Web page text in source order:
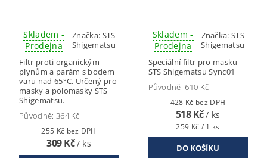
Skladem -
Prodejna
Značka: STS
Shigematsu
Filtr proti organickým
plynům a parám s bodem
varu nad 65°C. Určený pro
masky a polomasky STS
Shigematsu.
Původně: 364 Kč
255 Kč bez DPH
309 Kč/ ks
Skladem -
Prodejna
Značka:STS
Shigematsu
Speciální filtr pro masku
STS Shigematsu Sync01
Původně:610 Kč
428 Kč bez DPH
518 Kč/ ks
259 Kč / 1 ks